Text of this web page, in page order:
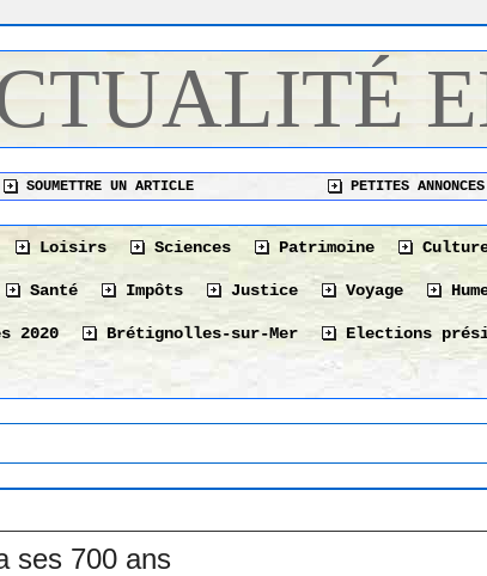
SOUMETTRE UN ARTICLE PETITES ANNONCES
Loisirs Sciences Patrimoine
Santé Impôts Justice Voyage
2020 Brétignolles-sur-Mer Elections
ses 700 ans